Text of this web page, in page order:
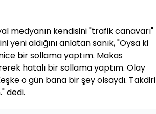
medyanın kendisini "trafik canavarı"
aldığını anlatan sanık, "Oysa ki
bir sollama yaptım. Makas
hatalı bir sollama yaptım. Olay
o gün bana bir şey olsaydı. Takdiri
dedi.